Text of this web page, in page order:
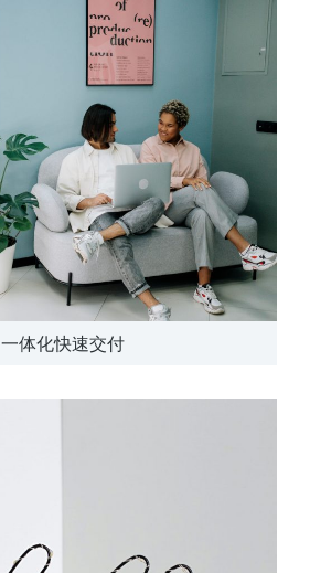
一体化快速交付